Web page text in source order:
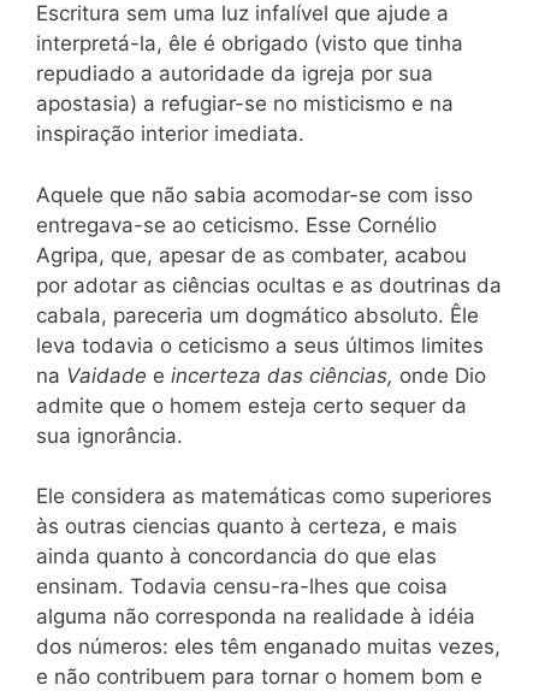
Escritura sem uma luz infalível que ajude a
interpretá-la, êle é obrigado (visto que tinha
repudiado a autoridade da igreja por sua
apostasia) a refugiar-se no misticismo e na
inspiração interior imediata.
Aquele que não sabia acomodar-se com isso
entregava-se ao ceticismo. Esse Cornélio
Agripa, que, apesar de as combater, acabou
por adotar as ciências ocultas e as doutrinas da
cabala, pareceria um dogmático absoluto. Êle
leva todavia o ceticismo a seus últimos limites
na Vaidade e incerteza das ciências, onde Dio
admite que o homem esteja certo sequer da
sua ignorância.
Ele considera as matemáticas como superiores
às outras ciencias quanto à certeza, e mais
ainda quanto à concordancia do que elas
ensinam. Todavia censu-ra-lhes que coisa
alguma não corresponda na realidade à idéia
dos números: eles têm enganado muitas vezes,
e não contribuem para tornar o homem bom e